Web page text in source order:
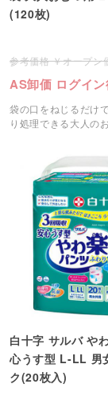
(120枚)
オープン
AS卸価 ログイ
袋の口をねじるだけ
り処理できる大人の
白十字 サルバ や
心うす型 L-LL 男
ク(20枚入)